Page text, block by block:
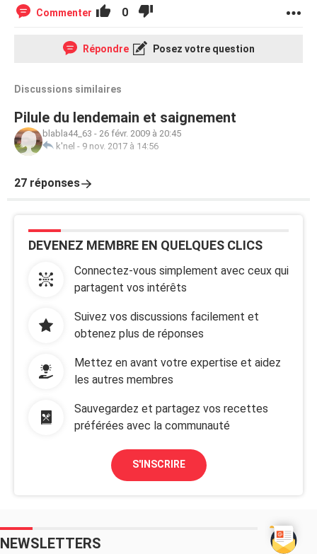
Commenter 0
Répondre Posez votre question
Discussions similaires
Pilule du lendemain et saignement
blabla44_63 - 26 févr. 2009 à 20:45
k'nel - 9 nov. 2017 à 14:56
27 réponses
DEVENEZ MEMBRE EN QUELQUES CLICS
Connectez-vous simplement avec ceux qui
partagent vos intérêts
Suivez vos discussions facilement et
obtenez plus de réponses
Mettez en avant votre expertise et aidez
les autres membres
Sauvegardez et partagez vos recettes
préférées avec la communauté
S'INSCRIRE
NEWSLETTERS